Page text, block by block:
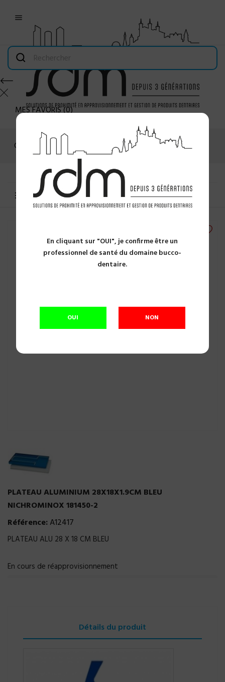
En cliquant sur "OUI", je confirme être un
professionnel de santé du domaine bucco-
dentaire.
OUI NON

MES FAVORIS(0)
Connexion
MENU
PLATEAU ALUMINIUM 28X18X1.9CM BLEU
NICHROMINOX 181450-2
Référence:A12417
PLATEAU ALU 28 X 18 CM BLEU
En cours de réapprovisionnement
Détails du produit